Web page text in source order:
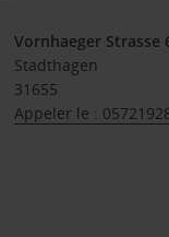
Vornhaeger Strasse
Stadthagen
31655
Appeler le :